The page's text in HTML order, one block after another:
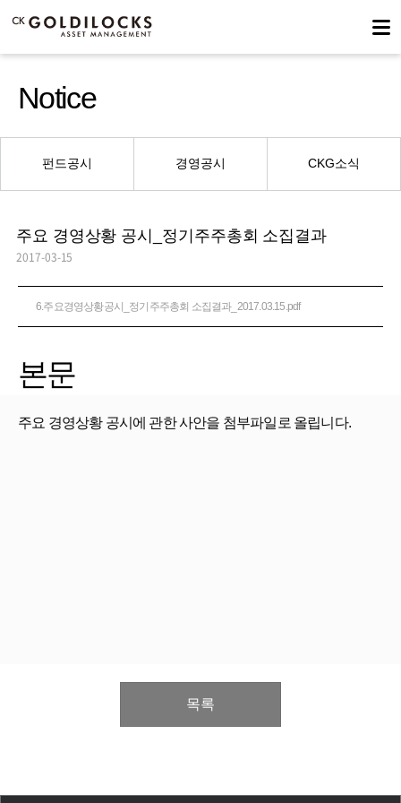
Notice
펀드공시 경영공시 CKG소식
주요 경영상황 공시_정기주주총회 소집결과
2017-03-15
6.주요경영상황공시_정기주주총회 소집결과_2017.03.15.pdf
본문
주요 경영상황 공시에 관한 사안을 첨부파일로 올립니다.
목록